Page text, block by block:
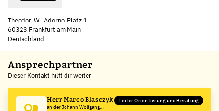
Theodor-W.-Adorno-Platz 1
60323 Frankfurt am Main
Deutschland
+
−
Ansprechpartner
Dieser Kontakt hilft dir weiter
Herr Marco Blasczyk
an der Johann Wolfgang
Leiter Orientierung und Beratung